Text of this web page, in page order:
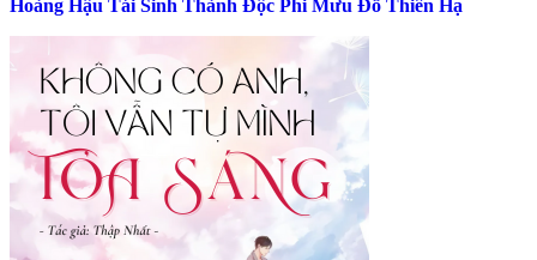
Hoàng Hậu Tái Sinh Thành Độc Phi Mưu Đồ Thiên Hạ